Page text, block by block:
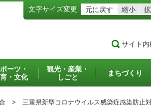
文字サイズ変更 元に戻す 縮小
サイト内
ーツ・
・文化
観光・産業・
しごと
まちづくり
> 三重県新型コロナウイルス感染症感染防止